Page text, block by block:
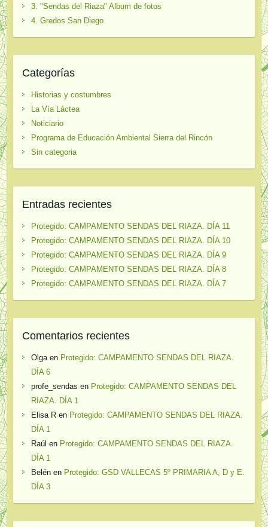
3. "Sendas del Riaza" Album de fotos
4. Gredos San Diego
Categorías
Historias y costumbres
La Vía Láctea
Noticiario
Programa de Educación Ambiental Sierra del Rincón
Sin categoria
Entradas recientes
Protegido: CAMPAMENTO SENDAS DEL RIAZA. DÍA 11
Protegido: CAMPAMENTO SENDAS DEL RIAZA. DÍA 10
Protegido: CAMPAMENTO SENDAS DEL RIAZA. DÍA 9
Protegido: CAMPAMENTO SENDAS DEL RIAZA. DÍA 8
Protegido: CAMPAMENTO SENDAS DEL RIAZA. DÍA 7
Comentarios recientes
Olgaen Protegido: CAMPAMENTO SENDAS DEL RIAZA.
DÍA 6
profe_sendas en Protegido: CAMPAMENTO SENDAS DEL
RIAZA. DÍA 1
Elisa Ren Protegido: CAMPAMENTO SENDAS DEL RIAZA.
DÍA 1
Raúl en Protegido: CAMPAMENTO SENDAS DEL RIAZA.
DÍA 1
Belénen Protegido: GSD VALLECAS 5º PRIMARIA A, D y E.
DÍA 3